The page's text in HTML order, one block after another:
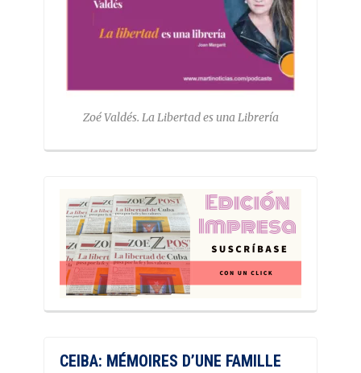
Zoé Valdés. La Libertad es una Librería
CEIBA: MÉMOIRES D’UNE FAMILLE